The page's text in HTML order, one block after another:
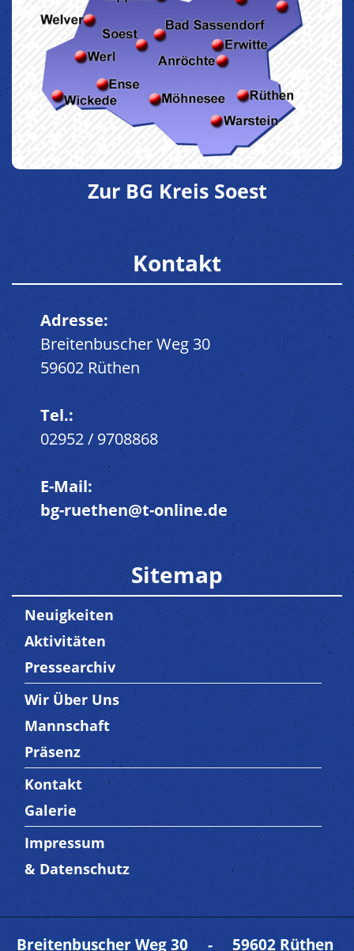
Zur BG Kreis Soest
Kontakt
Adresse:
Breitenbuscher Weg 30
59602 Rüthen
Tel.:
02952 / 9708868
E-Mail:
bg-ruethen@t-online.de
Sitemap
Neuigkeiten
Aktivitäten
Pressearchiv
Trenner3
Wir Über Uns
Mannschaft
Präsenz
Trenner4
Kontakt
Galerie
Trenner 5
Impressum
& Datenschutz
Breitenbuscher Weg 30 - 59602 Rüthen